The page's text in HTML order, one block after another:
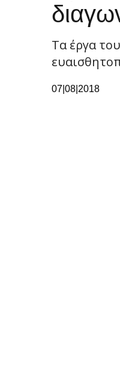
Τα έργα
07|08|2018